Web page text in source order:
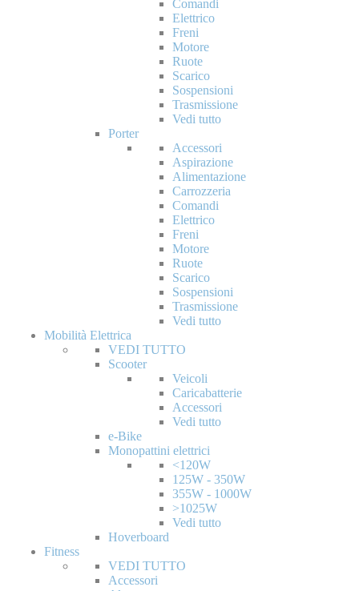
Comandi
Elettrico
Freni
Motore
Ruote
Scarico
Sospensioni
Trasmissione
Vedi tutto
Porter
Accessori
Aspirazione
Alimentazione
Carrozzeria
Comandi
Elettrico
Freni
Motore
Ruote
Scarico
Sospensioni
Trasmissione
Vedi tutto
Mobilità Elettrica
VEDI TUTTO
Scooter
Veicoli
Caricabatterie
Accessori
Vedi tutto
e-Bike
Monopattini elettrici
<120W
125W - 350W
355W - 1000W
>1025W
Vedi tutto
Hoverboard
Fitness
VEDI TUTTO
Accessori